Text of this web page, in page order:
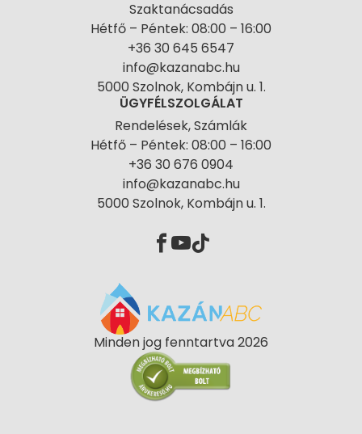
Szaktanácsadás
Hétfő – Péntek: 08:00 – 16:00
+36 30 645 6547
info@kazanabc.hu
5000 Szolnok, Kombájn u. 1.
ÜGYFÉLSZOLGÁLAT
Rendelések, Számlák
Hétfő – Péntek: 08:00 – 16:00
+36 30 676 0904
info@kazanabc.hu
5000 Szolnok, Kombájn u. 1.
Minden jog fenntartva 2026